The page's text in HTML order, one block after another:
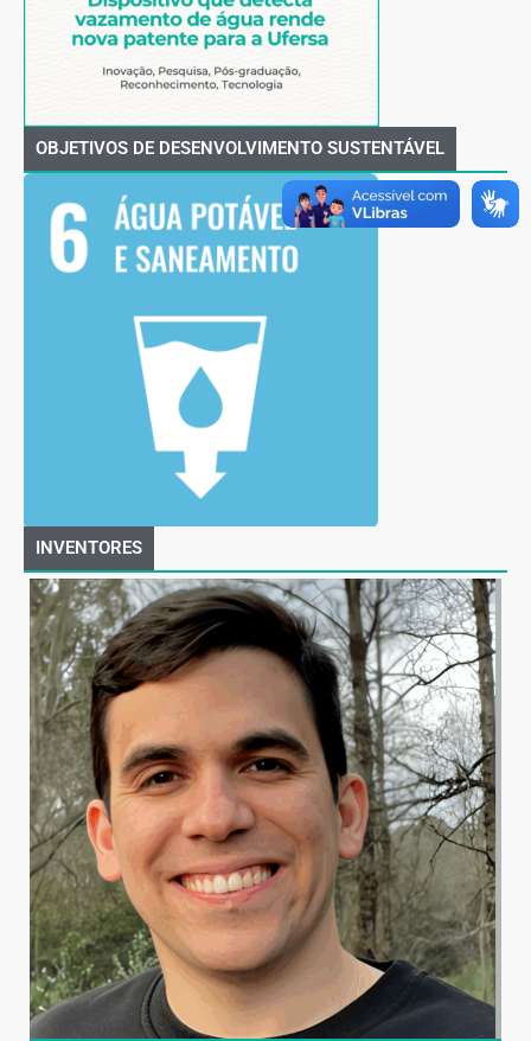
OBJETIVOS DE DESENVOLVIMENTO SUSTENTÁVEL​
INVENTORES